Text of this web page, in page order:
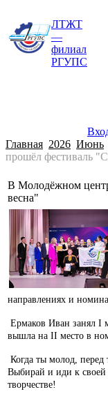
ЛТЖТ
—
филиал
РГУПС
Главная 2026 Июнь
прошёл фестиваль
В Молодёжном
весна"
направлениях и
Ермаков Иван занял I
вышла на II место в
Когда ты молод,
Выбирай и иди к своей
творчестве!